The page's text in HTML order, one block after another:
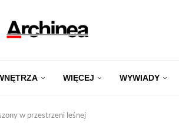
WIĘCEJ WYWIADY
w przestrzeni leśnej